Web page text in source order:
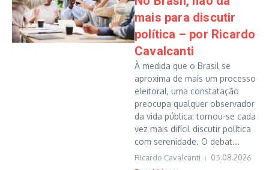
mais para discutir
política – por Ricardo
Cavalcanti
À medida que o Brasil se
aproxima de mais um processo
eleitoral, uma constatação
preocupa qualquer observador
da vida pública: tornou-se cada
vez mais difícil discutir política
com serenidade. O debat...
Ricardo Cavalcanti 05.08.2026